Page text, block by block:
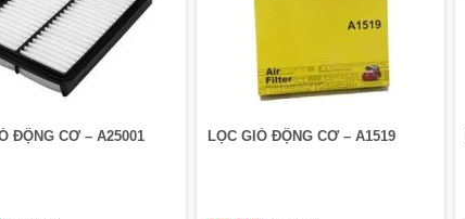
ĐỘNG CƠ – A25001 LỌC GIÓ ĐỘNG CƠ – A1519